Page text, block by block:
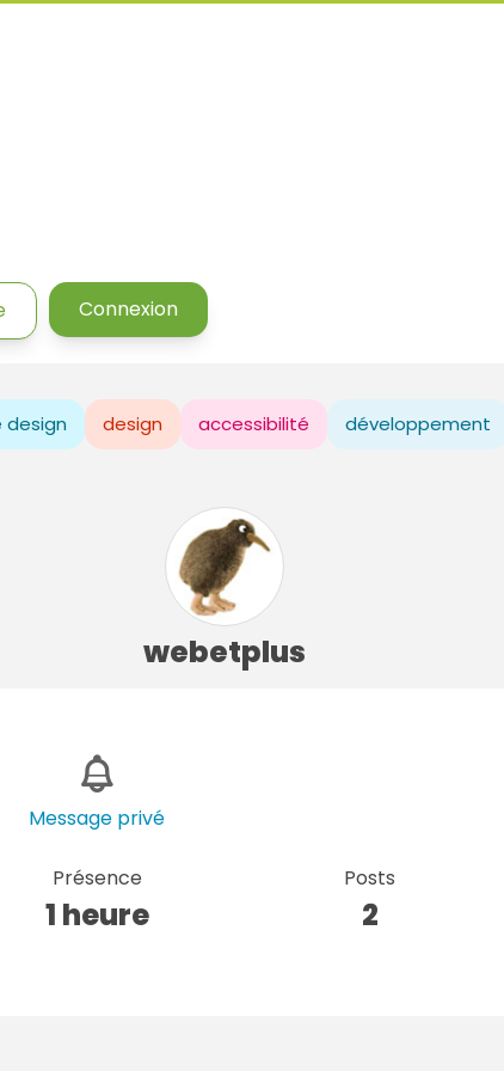
Connexion
design design accessibilité développement
webetplus
Message privé
Présence
1 heure
Posts
2